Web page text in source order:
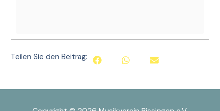
Teilen Sie den Beitrag: